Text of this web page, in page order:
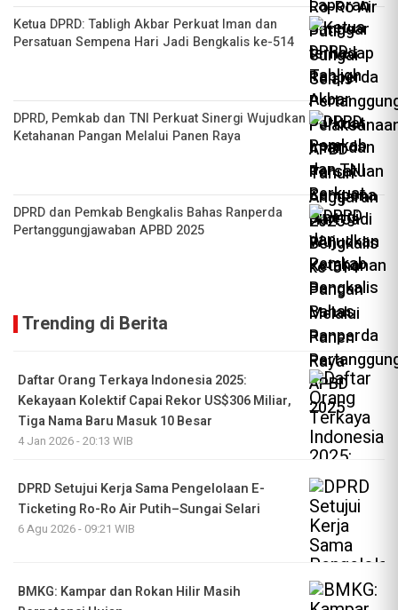
Ketua DPRD: Tabligh Akbar Perkuat Iman dan
Persatuan Sempena Hari Jadi Bengkalis ke-514
DPRD, Pemkab dan TNI Perkuat Sinergi Wujudkan
Ketahanan Pangan Melalui Panen Raya
DPRD dan Pemkab Bengkalis Bahas Ranperda
Pertanggungjawaban APBD 2025
Trending di Berita
Daftar Orang Terkaya Indonesia 2025:
Kekayaan Kolektif Capai Rekor US$306 Miliar,
Tiga Nama Baru Masuk 10 Besar
4 Jan 2026 - 20:13 WIB
DPRD Setujui Kerja Sama Pengelolaan E-
Ticketing Ro-Ro Air Putih–Sungai Selari
6 Agu 2026 - 09:21 WIB
BMKG: Kampar dan Rokan Hilir Masih